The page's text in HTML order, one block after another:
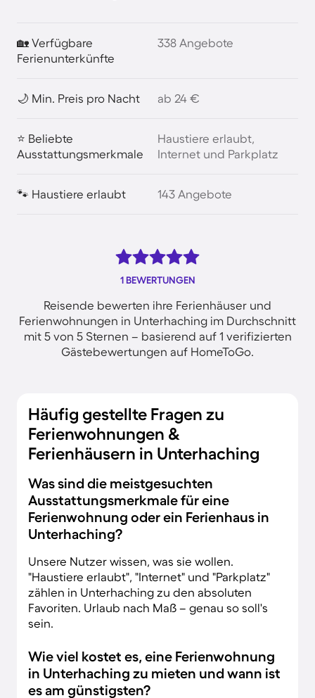
🏡 Verfügbare
Ferienunterkünfte
338 Angebote
🌙 Min. Preis pro Nacht ab 24 €
⭐ Beliebte
Ausstattungsmerkmale
Haustiere erlaubt,
Internet und Parkplatz
🐾 Haustiere erlaubt 143 Angebote
1 BEWERTUNGEN
Reisende bewerten ihre Ferienhäuser und
Ferienwohnungen in Unterhaching im Durchschnitt
mit 5 von 5 Sternen – basierend auf 1 verifizierten
Gästebewertungen auf HomeToGo.
Häufig gestellte Fragen zu
Ferienwohnungen &
Ferienhäusern in Unterhaching
Was sind die meistgesuchten
Ausstattungsmerkmale für eine
Ferienwohnung oder ein Ferienhaus in
Unterhaching?
Unsere Nutzer wissen, was sie wollen.
"Haustiere erlaubt", "Internet" und "Parkplatz"
zählen in Unterhaching zu den absoluten
Favoriten. Urlaub nach Maß – genau so soll's
sein.
Wie viel kostet es, eine Ferienwohnung
in Unterhaching zu mieten und wann ist
es am günstigsten?